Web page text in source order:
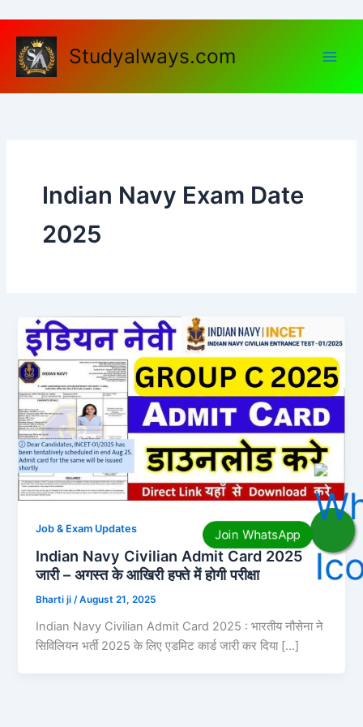
content
Studyalways.com
Indian Navy Exam Date
2025
Job & Exam Updates
Indian Navy Civilian Admit Card 2025
जारी – अगस्त के आखिरी हफ्ते में होगी परीक्षा
Bharti ji/August 21, 2025
Indian Navy Civilian Admit Card 2025 : भारतीय नौसेना ने
सिविलियन भर्ती 2025 के लिए एडमिट कार्ड जारी कर दिया […]